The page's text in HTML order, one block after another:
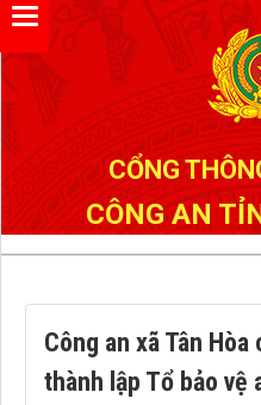
CỔNG
CÔNG AN
Công an xã Tân
thành lập Tổ bảo